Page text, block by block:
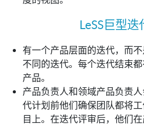
LeSS巨型迭
有一个产品层面的迭代，而
不同的迭代。每个迭代结束
产品。
产品负责人和领域产品负责
代计划前他们确保团队都将
目上。在迭代评审后，他们